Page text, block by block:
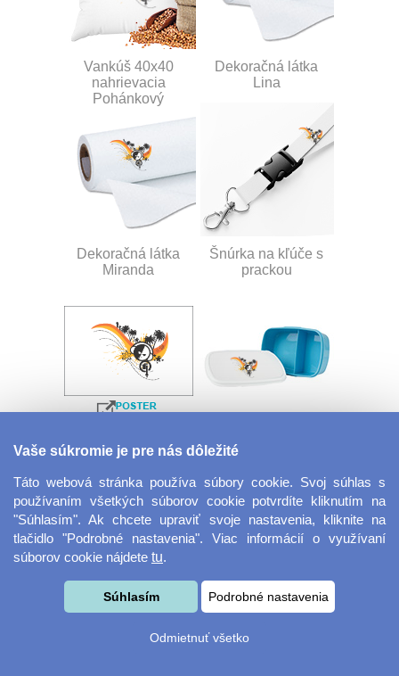
Vankúš 40x40
nahrievacia
Pohánkový
Dekoračná látka
Lina
Dekoračná látka
Miranda
Šnúrka na kľúče s
prackou
Velkoformátová
fotografie
Desiatový box
Vaše súkromie je pre nás dôležité
Táto webová stránka používa súbory cookie. Svoj súhlas s
používaním všetkých súborov cookie potvrdíte kliknutím na
"Súhlasím". Ak chcete upraviť svoje nastavenia, kliknite na
tlačidlo "Podrobné nastavenia". Viac informácií o využívaní
súborov cookie nájdete tu.
Súhlasím Podrobné nastavenia
Odmietnuť všetko